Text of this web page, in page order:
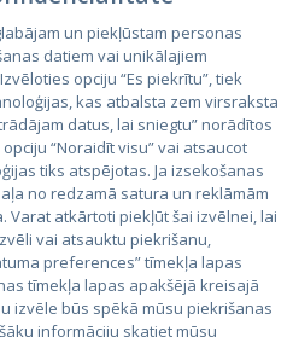
un piekļūstam personas
datiem vai unikālajiem
opciju “Es piekrītu”, tiek
kas atbalsta zem virsraksta
datus, lai sniegtu” norādītos
“Noraidīt visu” vai atsaucot
tiks atspējotas. Ja izsekošanas
no redzamā satura un reklāmām
Varat atkārtoti piekļūt šai izvēlnei, lai
vai atsauktu piekrišanu,
preferences” tīmekļa lapas
tīmekļa lapas apakšējā kreisajā
izvēle būs spēkā mūsu piekrišanas
informāciju skatiet mūsu